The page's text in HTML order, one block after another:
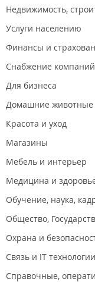
Недвижимость,
Услуги населению
Финансы и
Снабжение компаний
Для бизнеса
Домашние животные
Красота и уход
Магазины
Мебель и интерьер
Медицина и
Обучение, наука,
Общество,
Охрана и
Связь и IT технологии
Справочные,